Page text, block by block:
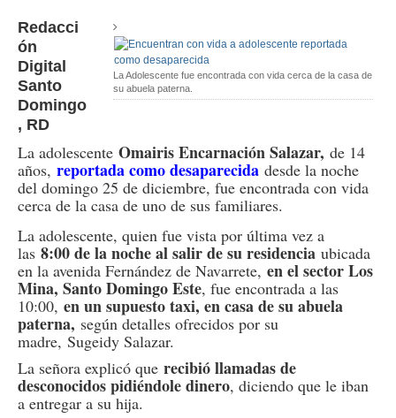
La Adolescente fue encontrada con vida cerca de la casa de
su abuela paterna.
Redacci
ón
Digital
Santo
Domingo
, RD
La adolescente Omairis Encarnación Salazar, de 14
años, reportada como desaparecida desde la noche
del domingo 25 de diciembre, fue encontrada con vida
cerca de la casa de uno de sus familiares.
La adolescente, quien fue vista por última vez a
las 8:00 de la noche al salir de su residencia ubicada
en la avenida Fernández de Navarrete, en el sector Los
Mina, Santo Domingo Este, fue encontrada a las
10:00, en un supuesto taxi, en casa de su abuela
paterna, según detalles ofrecidos por su
madre, Sugeidy Salazar.
La señora explicó que recibió llamadas de
desconocidos pidiéndole dinero, diciendo que le iban
a entregar a su hija.